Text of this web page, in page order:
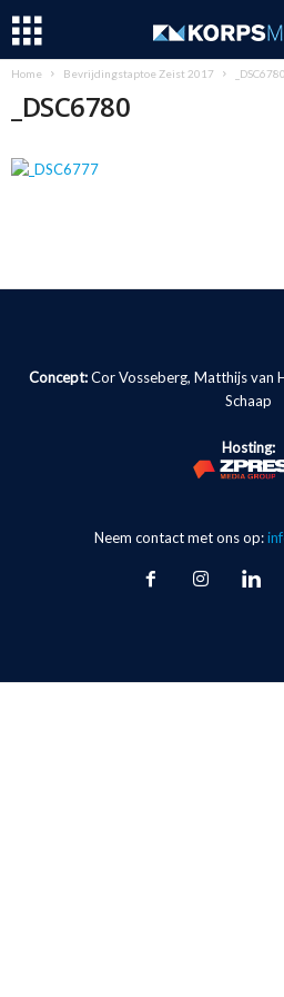
Home Bevrijdingstaptoe Zeist 2017 _DSC6780
_DSC6780
Concept:Cor Vosseberg, Matthijs van
Schaap
Hosting:
Neem contact met ons op: